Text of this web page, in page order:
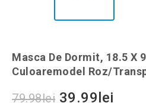
Masca De Dormit, 18.5 X
Culoaremodel Roz/
79.98lei 39.99 lei